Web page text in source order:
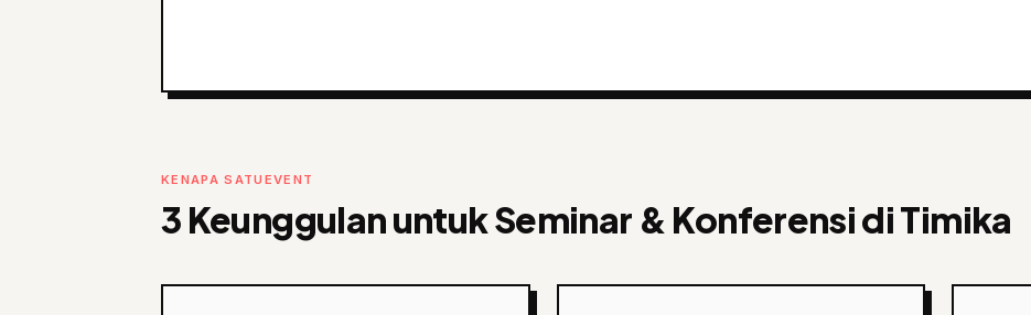
KENAPA SATUEVENT
3 Keunggulan untuk Seminar & Konferensi di Timika